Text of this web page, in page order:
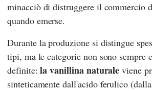
minacciò di distruggere il commercio
quando emerse.
Durante la produzione si distingue
tipi, ma le categorie non sono sempre
definite:la vanillina naturale viene
sinteticamente dall'acido ferulico